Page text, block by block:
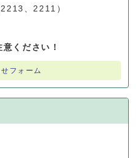
、2211）
ください！
フォーム